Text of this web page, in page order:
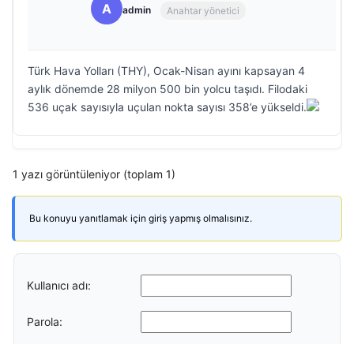
A admin Anahtar yönetici
Türk Hava Yolları (THY), Ocak-Nisan ayını kapsayan 4
aylık dönemde 28 milyon 500 bin yolcu taşıdı. Filodaki
536 uçak sayısıyla uçulan nokta sayısı 358’e yükseldi.
1 yazı görüntüleniyor (toplam 1)
Bu konuyu yanıtlamak için giriş yapmış olmalısınız.
Kullanıcı adı:
Parola: